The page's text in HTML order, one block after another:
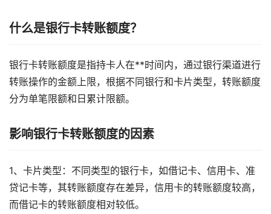
什么是银行卡转账额度？
银行卡转账额度是指持卡人在**时间内，通过银行渠道进行
转账操作的金额上限，根据不同银行和卡片类型，转账额度
分为单笔限额和日累计限额。
影响银行卡转账额度的因素
1、卡片类型：不同类型的银行卡，如借记卡、信用卡、准
贷记卡等，其转账额度存在差异，信用卡的转账额度较高，
而借记卡的转账额度相对较低。